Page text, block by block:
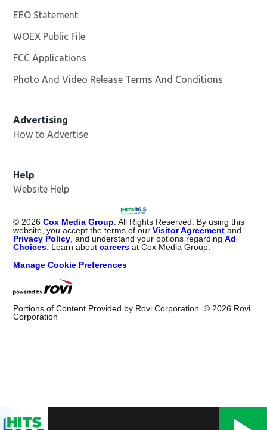
EEO Statement
WOEX Public File
FCC Applications
Photo And Video Release Terms And Conditions
Advertising
How to Advertise
Help
Website Help
© 2026 Cox Media Group . All Rights Reserved. By using this
website, you accept the terms of ourVisitor Agreementand
Privacy Policy , and understand your options regardingAd
Choices . Learn aboutcareers at Cox Media Group.
Manage Cookie Preferences
Portions of Content Provided by Rovi Corporation. © 2026 Rovi
Corporation